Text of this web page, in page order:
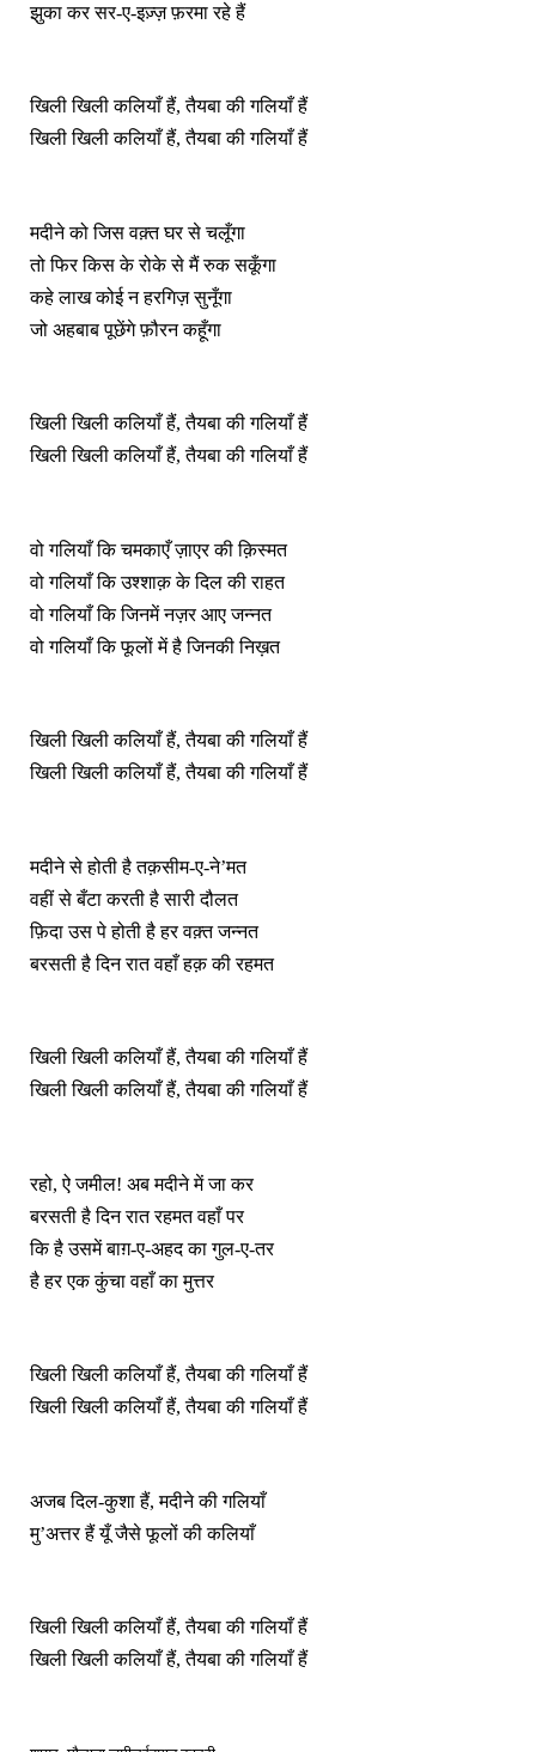
झुका कर सर-ए-इज़्ज़ फ़रमा रहे हैं
खिली खिली कलियाँ हैं, तैयबा की गलियाँ हैं
खिली खिली कलियाँ हैं, तैयबा की गलियाँ हैं
मदीने को जिस वक़्त घर से चलूँगा
तो फिर किस के रोके से मैं रुक सकूँगा
कहे लाख कोई न हरगिज़ सुनूँगा
जो अहबाब पूछेंगे फ़ौरन कहूँगा
खिली खिली कलियाँ हैं, तैयबा की गलियाँ हैं
खिली खिली कलियाँ हैं, तैयबा की गलियाँ हैं
वो गलियाँ कि चमकाएँ ज़ाएर की क़िस्मत
वो गलियाँ कि उश्शाक़ के दिल की राहत
वो गलियाँ कि जिनमें नज़र आए जन्नत
वो गलियाँ कि फूलों में है जिनकी निख़त
खिली खिली कलियाँ हैं, तैयबा की गलियाँ हैं
खिली खिली कलियाँ हैं, तैयबा की गलियाँ हैं
मदीने से होती है तक़सीम-ए-ने’मत
वहीं से बँटा करती है सारी दौलत
फ़िदा उस पे होती है हर वक़्त जन्नत
बरसती है दिन रात वहाँ हक़ की रहमत
खिली खिली कलियाँ हैं, तैयबा की गलियाँ हैं
खिली खिली कलियाँ हैं, तैयबा की गलियाँ हैं
रहो, ऐ जमील! अब मदीने में जा कर
बरसती है दिन रात रहमत वहाँ पर
कि है उसमें बाग़-ए-अहद का गुल-ए-तर
है हर एक कुंचा वहाँ का मुत्तर
खिली खिली कलियाँ हैं, तैयबा की गलियाँ हैं
खिली खिली कलियाँ हैं, तैयबा की गलियाँ हैं
अजब दिल-कुशा हैं, मदीने की गलियाँ
मु’अत्तर हैं यूँ जैसे फूलों की कलियाँ
खिली खिली कलियाँ हैं, तैयबा की गलियाँ हैं
खिली खिली कलियाँ हैं, तैयबा की गलियाँ हैं